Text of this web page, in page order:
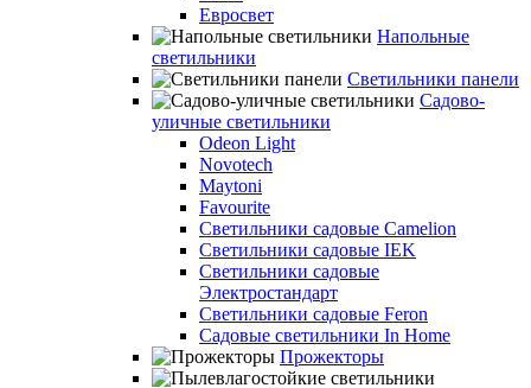
Евросвет
Напольные
светильники
Светильники панели
Садово-
уличные светильники
Odeon Light
Novotech
Maytoni
Favourite
Светильники садовые Camelion
Светильники садовые IEK
Светильники садовые
Электростандарт
Светильники садовые Feron
Садовые светильники In Home
Прожекторы